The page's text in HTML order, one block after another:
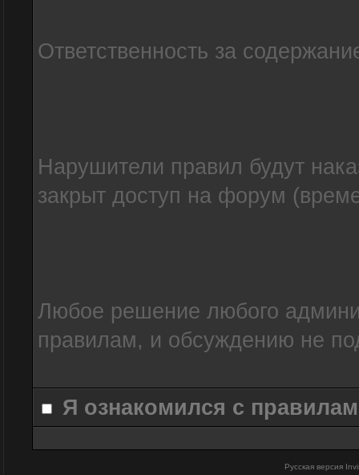
Ответственность за
Нарушители правил будут
закрыт доступ на форум
Любое решение любого
правилам, и обсуждению не
Я ознакомился с
Русская версия